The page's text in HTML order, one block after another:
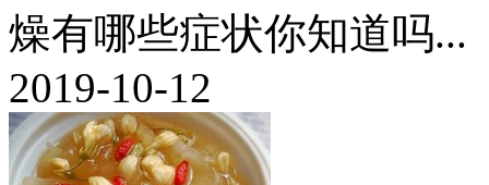
燥有哪些症状你知道吗...
2019-10-12